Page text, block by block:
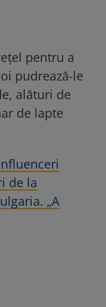
pentru a
pudrează-le
alături de
de lapte
de la
„A